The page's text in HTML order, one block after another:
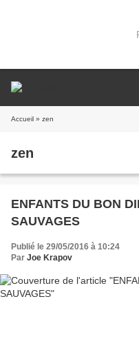
Accueil » zen
zen
ENFANTS DU BON
SAUVAGES
Publié le 29/05/2016 à 10:24
Par Joe Krapov